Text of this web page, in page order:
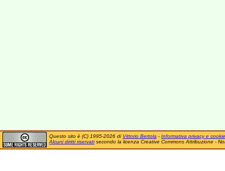
Questo sito è (C) 1995-2026 di Vittorio Bertola - Informativa privacy e cookie
Alcuni diritti riservatisecondo la licenza Creative Commons Attribuzione -